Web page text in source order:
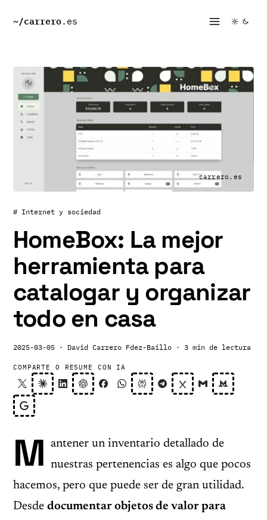
~/carrero.es
carrero.es
# Internet y sociedad
HomeBox: La mejor
herramienta para
catalogar y organizar
todo en casa
2025-03-05 · David Carrero Fdez-Baillo · 3 min de lectura
COMPARTE O RESUME CON IA
M
antener un inventario detallado de
nuestras pertenencias es algo que pocos
hacemos, pero que puede ser de gran utilidad.
Desde documentar objetos de valor para